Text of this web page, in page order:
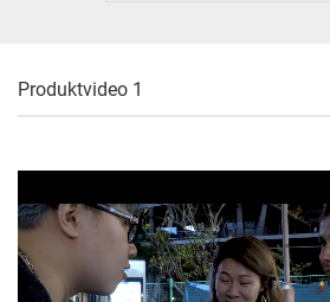
Produktvideo 1